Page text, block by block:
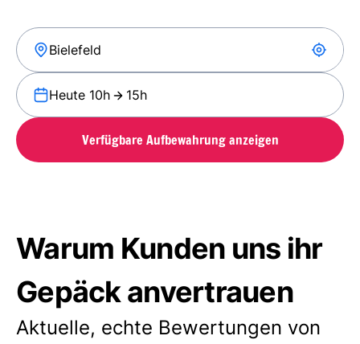
Heute 10h 15h
Verfügbare Aufbewahrung anzeigen
Warum Kunden uns ihr
Gepäck anvertrauen
Aktuelle, echte Bewertungen von